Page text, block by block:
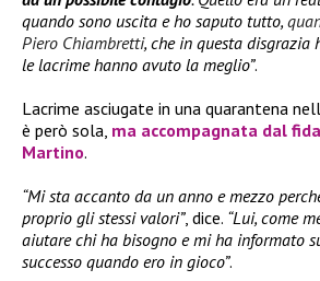
quando sono uscita e ho saputo tutto,
Piero Chiambretti, che in questa disgrazia
le lacrime hanno avuto la meglio”.
Lacrime asciugate in una quarantena
è però sola, ma accompagnata dal
Martino.
“Mi sta accanto da un anno e mezzo
proprio gli stessi valori”, dice. “Lui, come
aiutare chi ha bisogno e mi ha informato
successo quando ero in gioco”.